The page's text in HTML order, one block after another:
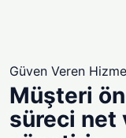
Güven Veren
Müşteri
süreci net